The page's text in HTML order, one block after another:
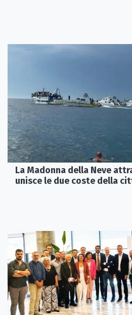
La Madonna della Neve
unisce le due coste della